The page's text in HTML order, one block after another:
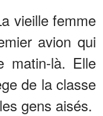
vieille femme
avion qui
matin-là. Elle
de la classe
gens aisés.